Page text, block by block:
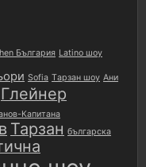
България Latino шоу
Sofia Tарзан шоу Ани
Глейнер
Капитана
Тарзан българска